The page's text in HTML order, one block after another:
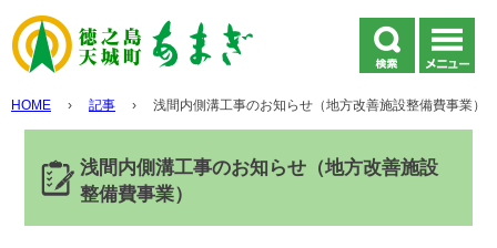
HOME › 記事 › 浅間内側溝工事のお知らせ（地方改善施設整備費事業）
浅間内側溝工事のお知らせ（地方改善施設
整備費事業）